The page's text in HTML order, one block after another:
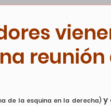
reunión
de la esquina en la derecha) y